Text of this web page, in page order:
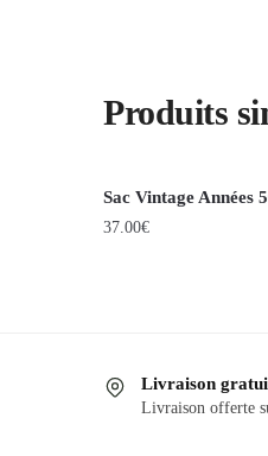
Produits
Sac Vintage Années
37.00€
Livraison
Livraison offerte